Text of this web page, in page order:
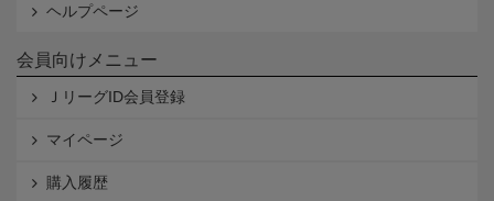
ヘルプページ
会員向けメニュー
ＪリーグID会員登録
マイページ
購入履歴